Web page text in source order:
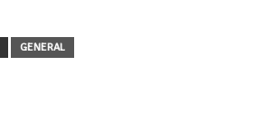
GENERAL